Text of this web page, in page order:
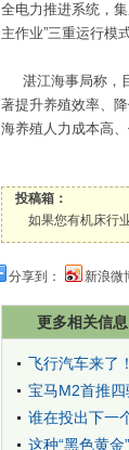
全电力推进系统，
主作业”三重运行模
湛江海事局称，
著提升养殖效率、
海养殖人力成本高
投稿箱：
如果您有机床行业
分享到： 新浪微
更多相关信息
飞行汽车来了
宝马M2首推
谁在投出下一
这种“黑色黄金